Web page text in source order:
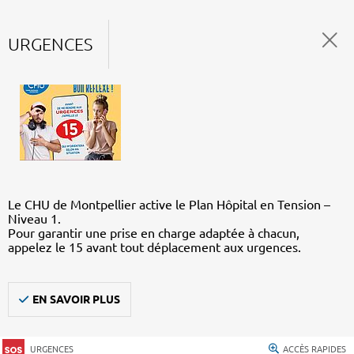
URGENCES
Le CHU de Montpellier active le Plan Hôpital en Tension –
Niveau 1.
Pour garantir une prise en charge adaptée à chacun,
appelez le 15 avant tout déplacement aux urgences.
EN SAVOIR PLUS
URGENCES ACCÈS RAPIDES